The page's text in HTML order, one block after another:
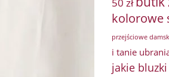
kolorowe
przejściowe
i tanie
jakie